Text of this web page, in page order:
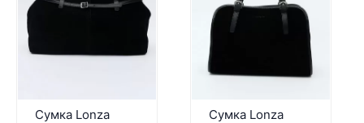
Сумка Lonza
Сумка Lonza